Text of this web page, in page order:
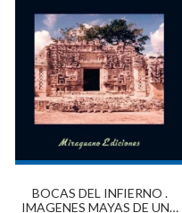
BOCAS DEL INFIERNO .
IMAGENES MAYAS DE UNA